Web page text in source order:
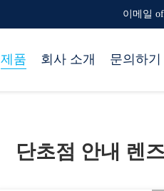
이메일
제품 회사 소개 문의하기
단초점 안내 렌즈